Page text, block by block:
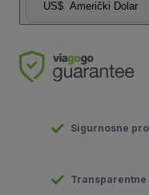
US$ Američki Dolar
Sigurnosne